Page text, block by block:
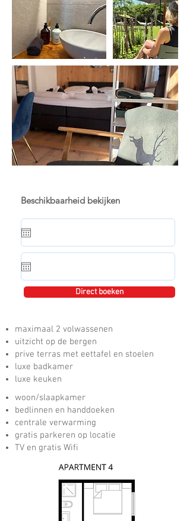
Beschikbaarheid bekijken
Direct boeken
maximaal 2 volwassenen
uitzicht op de bergen
prive terras met eettafel en stoelen
luxe badkamer
luxe keuken
woon/slaapkamer
bedlinnen en handdoeken
centrale verwarming
gratis parkeren op locatie
TV en gratis Wifi